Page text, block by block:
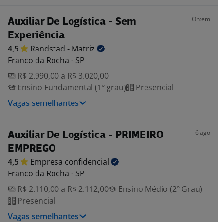
Auxiliar De Logística - Sem
Experiência
Ontem
4,5 Randstad - Matriz
Franco da Rocha - SP
R$ 2.990,00 a R$ 3.020,00
Ensino Fundamental (1º grau)
Presencial
Vagas semelhantes
Auxiliar De Logística - PRIMEIRO
EMPREGO
6 ago
4,5 Empresa confidencial
Franco da Rocha - SP
R$ 2.110,00 a R$ 2.112,00
Ensino Médio (2º Grau)
Presencial
Vagas semelhantes